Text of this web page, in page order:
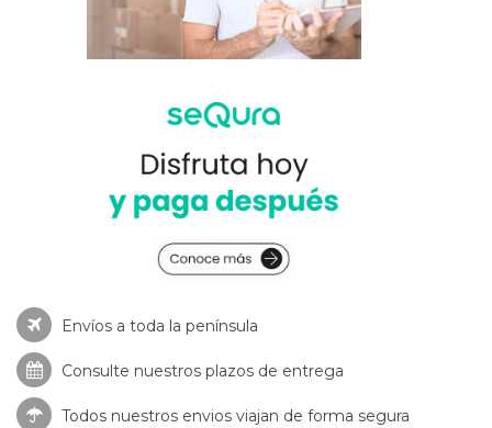
Envíos a toda la península
Consulte nuestros plazos de entrega
Todos nuestros envios viajan de forma segura